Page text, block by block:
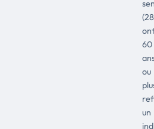
ont
60
ou
un